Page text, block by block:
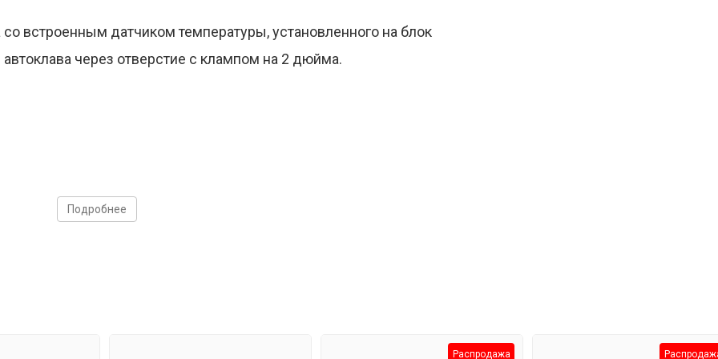
встроенным датчиком температуры, установленного на блок
через отверстие с клампом на 2 дюйма.
регулировки до градуса
Подробнее
Распродажа